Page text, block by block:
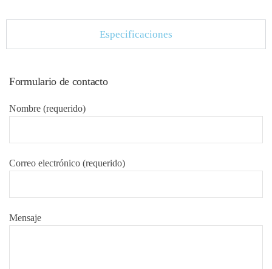
Especificaciones
Formulario de contacto
Nombre (requerido)
Correo electrónico (requerido)
Mensaje